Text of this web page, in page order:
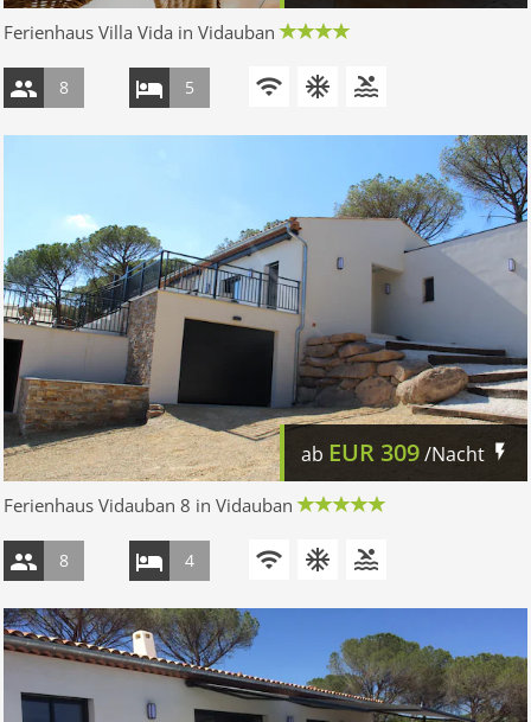
Ferienhaus Villa Vida in Vidauban
8 5
ab EUR309/Nacht
Ferienhaus Vidauban 8 in Vidauban
8 4